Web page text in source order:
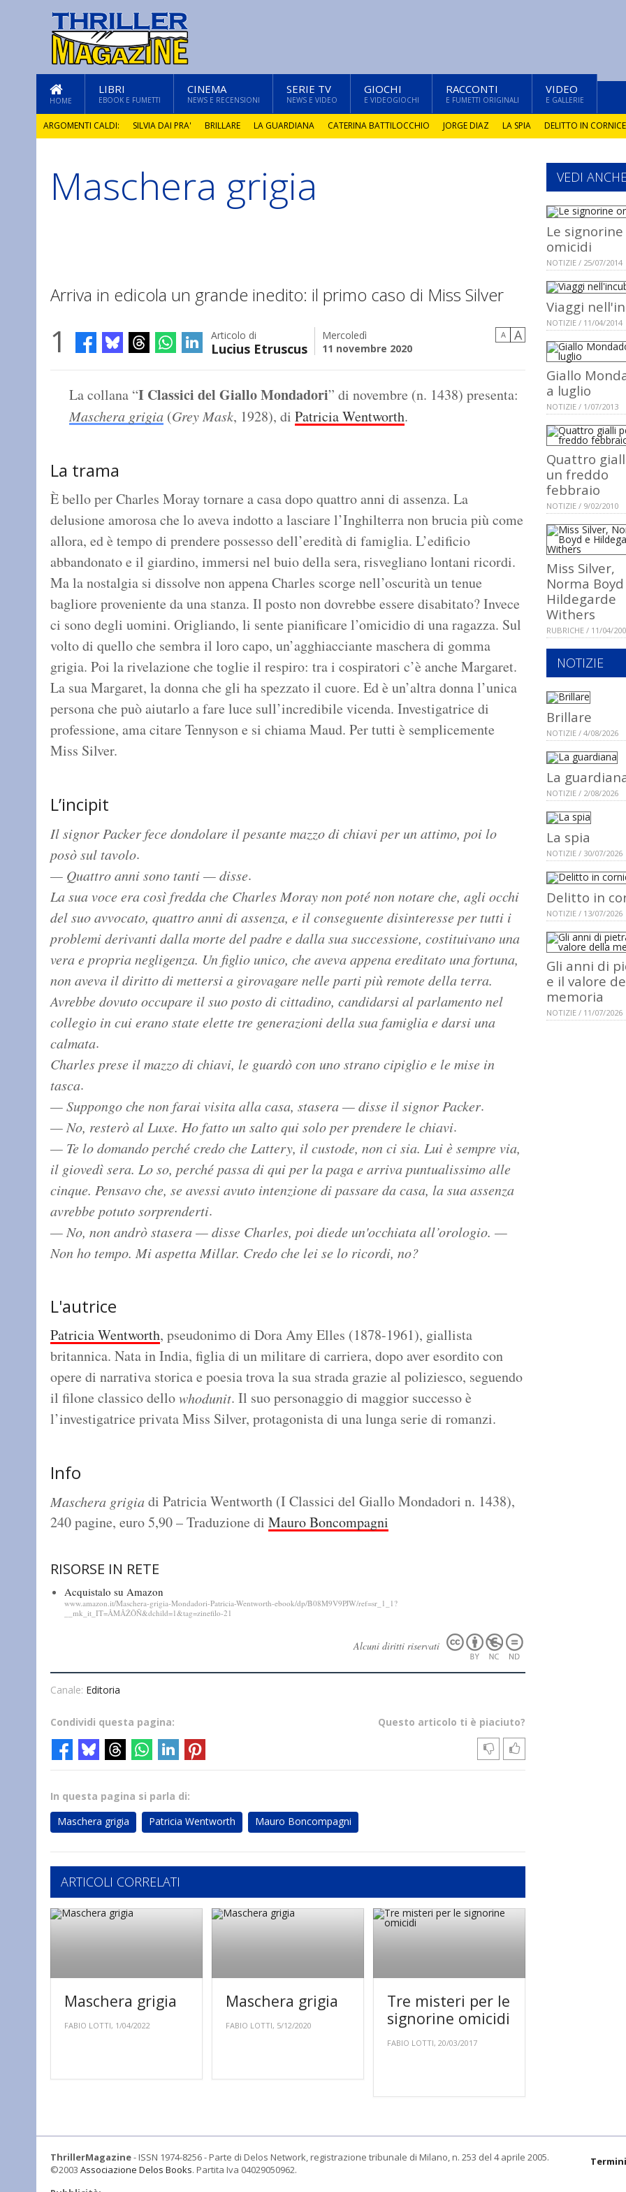
HOME
LIBRI
EBOOK E FUMETTI
CINEMA
NEWS E RECENSIONI
SERIE TV
NEWS E VIDEO
GIOCHI
E VIDEOGIOCHI
RACCONTI
E FUMETTI ORIGINALI
VIDEO
E GALLERIE
ARGOMENTI CALDI: SILVIA DAI PRA' BRILLARE LA GUARDIANA CATERINA BATTILOCCHIO JORGE DIAZ LA SPIA DELITTO IN CORNICE
Maschera grigia
Arriva in edicola un grande inedito: il primo caso di Miss Silver
1 Articolo di
Lucius Etruscus
Mercoledì
11 novembre 2020
A A
La collana “I Classici del Giallo Mondadori” di novembre (n. 1438) presenta:
Maschera grigia (Grey Mask, 1928), di Patricia Wentworth.
La trama
È bello per Charles Moray tornare a casa dopo quattro anni di assenza. La
delusione amorosa che lo aveva indotto a lasciare l’Inghilterra non brucia più come
allora, ed è tempo di prendere possesso dell’eredità di famiglia. L’edificio
abbandonato e il giardino, immersi nel buio della sera, risvegliano lontani ricordi.
Ma la nostalgia si dissolve non appena Charles scorge nell’oscurità un tenue
bagliore proveniente da una stanza. Il posto non dovrebbe essere disabitato? Invece
ci sono degli uomini. Origliando, li sente pianificare l’omicidio di una ragazza. Sul
volto di quello che sembra il loro capo, un’agghiacciante maschera di gomma
grigia. Poi la rivelazione che toglie il respiro: tra i cospiratori c’è anche Margaret.
La sua Margaret, la donna che gli ha spezzato il cuore. Ed è un’altra donna l’unica
persona che può aiutarlo a fare luce sull’incredibile vicenda. Investigatrice di
professione, ama citare Tennyson e si chiama Maud. Per tutti è semplicemente
Miss Silver.
L’incipit
Il signor Packer fece dondolare il pesante mazzo di chiavi per un attimo, poi lo
posò sul tavolo.
— Quattro anni sono tanti — disse.
La sua voce era così fredda che Charles Moray non poté non notare che, agli occhi
del suo avvocato, quattro anni di assenza, e il conseguente disinteresse per tutti i
problemi derivanti dalla morte del padre e dalla sua successione, costituivano una
vera e propria negligenza. Un figlio unico, che aveva appena ereditato una fortuna,
non aveva il diritto di mettersi a girovagare nelle parti più remote della terra.
Avrebbe dovuto occupare il suo posto di cittadino, candidarsi al parlamento nel
collegio in cui erano state elette tre generazioni della sua famiglia e darsi una
calmata.
Charles prese il mazzo di chiavi, le guardò con uno strano cipiglio e le mise in
tasca.
— Suppongo che non farai visita alla casa, stasera — disse il signor Packer.
— No, resterò al Luxe. Ho fatto un salto qui solo per prendere le chiavi.
— Te lo domando perché credo che Lattery, il custode, non ci sia. Lui è sempre via,
il giovedì sera. Lo so, perché passa di qui per la paga e arriva puntualissimo alle
cinque. Pensavo che, se avessi avuto intenzione di passare da casa, la sua assenza
avrebbe potuto sorprenderti.
— No, non andrò stasera — disse Charles, poi diede un'occhiata all’orologio. —
Non ho tempo. Mi aspetta Millar. Credo che lei se lo ricordi, no?
L'autrice
Patricia Wentworth, pseudonimo di Dora Amy Elles (1878-1961), giallista
britannica. Nata in India, figlia di un militare di carriera, dopo aver esordito con
opere di narrativa storica e poesia trova la sua strada grazie al poliziesco, seguendo
il filone classico dellowhodunit. Il suo personaggio di maggior successo è
l’investigatrice privata Miss Silver, protagonista di una lunga serie di romanzi.
Info
Maschera grigiadi Patricia Wentworth (I Classici del Giallo Mondadori n. 1438),
240 pagine, euro 5,90 – Traduzione di Mauro Boncompagni
RISORSE IN RETE
Acquistalo su Amazon
www.amazon.it/Maschera-grigia-Mondadori-Patricia-Wentworth-ebook/dp/B08M9V9PJW/ref=sr_1_1?
__mk_it_IT=ÅMÅŽÕÑ&dchild=1&tag=zinefilo-21
Alcuni diritti riservati
Canale: Editoria
Questo articolo ti è piaciuto?
Condividi questa pagina:
In questa pagina si parla di:
Maschera grigia
Patricia Wentworth Mauro Boncompagni
ARTICOLI CORRELATI
Maschera grigia
FABIO LOTTI, 1/04/2022
Maschera grigia
FABIO LOTTI, 5/12/2020
Tre misteri per le
signorine omicidi
FABIO LOTTI, 20/03/2017
VEDI ANCHE
Le signorine
omicidi
NOTIZIE / 25/07/2014
Viaggi
NOTIZIE / 11/04/2014
Giallo
a luglio
NOTIZIE / 1/07/2013
Quattro
un freddo
febbraio
NOTIZIE / 9/02/2010
Miss Silver,
Norma
Hildegarde
Withers
RUBRICHE / 11/04/
NOTIZIE
Brillare
NOTIZIE / 4/08/2026
La
NOTIZIE / 2/08/2026
La spia
NOTIZIE / 30/07/2026
Delitto in
NOTIZIE / 13/07/2026
Gli anni di
e il valore
memoria
NOTIZIE / 11/07/2026
ThrillerMagazine- ISSN 1974-8256 - Parte di Delos Network, registrazione tribunale di Milano, n. 253 del 4 aprile 2005.
©2003 Associazione Delos Books. Partita Iva 04029050962.